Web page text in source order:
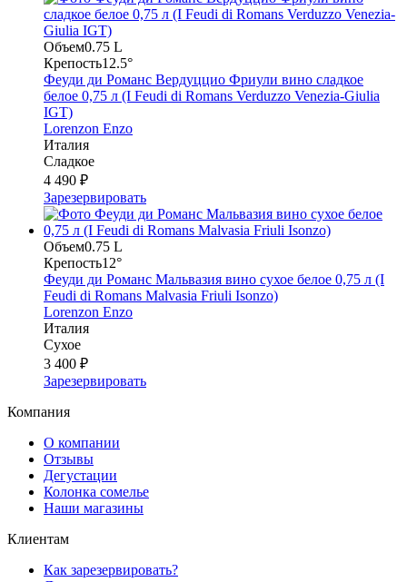
Объем0.75 L
Крепость12.5°
Феуди ди Романс Вердуццио Фриули вино сладкое
белое 0,75 л (I Feudi di Romans Verduzzo Venezia-Giulia
IGT)
Lorenzon Enzo
Италия
Сладкое
4 490 ₽
Зарезервировать
Объем0.75 L
Крепость12°
Феуди ди Романс Мальвазия вино сухое белое 0,75 л (I
Feudi di Romans Malvasia Friuli Isonzo)
Lorenzon Enzo
Италия
Сухое
3 400 ₽
Зарезервировать
Компания
О компании
Отзывы
Дегустации
Колонка сомелье
Наши магазины
Клиентам
Как зарезервировать?